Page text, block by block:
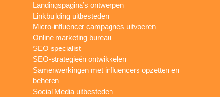
Landingspagina’s ontwerpen
Linkbuilding uitbesteden
Micro-influencer campagnes uitvoeren
Online marketing bureau
SEO specialist
SEO-strategieën ontwikkelen
Samenwerkingen met influencers opzetten en
beheren
Social Media uitbesteden